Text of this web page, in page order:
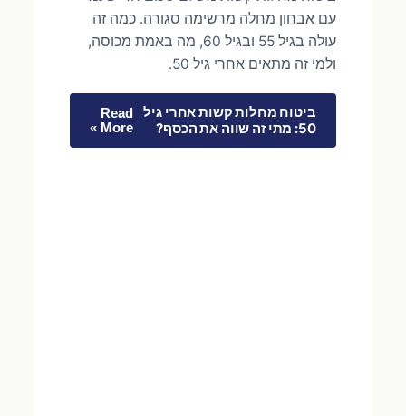
עם אבחון מחלה מרשימה סגורה. כמה זה
עולה בגיל 55 ובגיל 60, מה באמת מכוסה,
ולמי זה מתאים אחרי גיל 50.
ביטוח מחלות קשות אחרי גיל
50: מתי זה שווה את הכסף?
Read
More »